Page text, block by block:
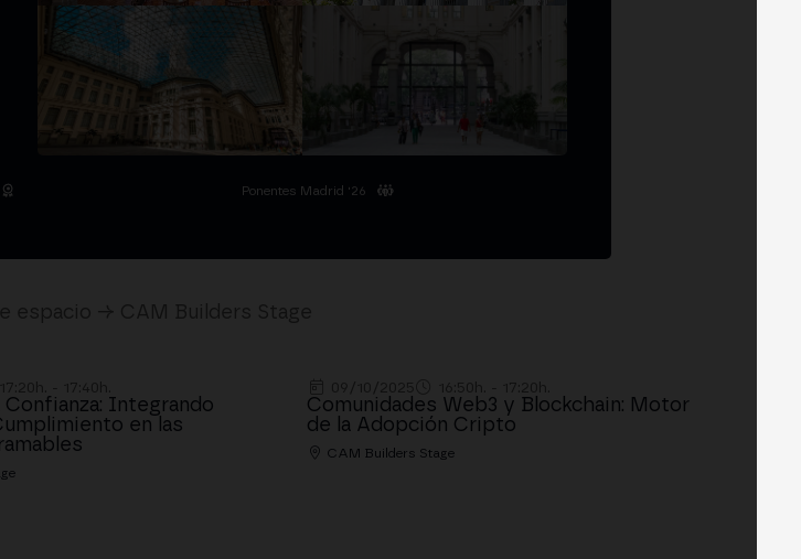
Ponentes Madrid '26
Confianza: Integrando
en las
Comunidades Web3 y Blockchain: Motor
de la Adopción Cripto
CAM Builders Stage